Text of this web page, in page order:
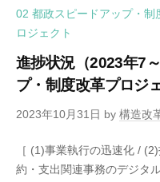
02 都政スピードアップ・制
ロジェクト
進捗状況（2023年7
プ・制度改革プロジ
2023年10月31日 by 構造改
［ (1)事業執行の迅速化 /
約・支出関連事務のデジタ